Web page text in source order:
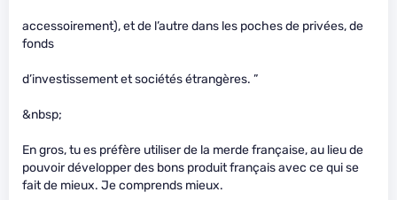
accessoirement), et de l’autre dans les poches de privées, de
fonds
d’investissement et sociétés étrangères. ”
&nbsp;
En gros, tu es préfère utiliser de la merde française, au lieu de
pouvoir développer des bons produit français avec ce qui se
fait de mieux. Je comprends mieux.